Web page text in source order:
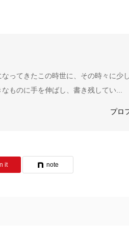
ってきたこの時世に、その時々に少
ものに手を伸ばし、書き残してい...
プロ
it note